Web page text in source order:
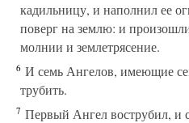
кадильницу, и наполнил ее
поверг на землю: и
молнии и землетрясение.
6 И семь Ангелов, имеющие
трубить.
7 Первый Ангел вострубил, и